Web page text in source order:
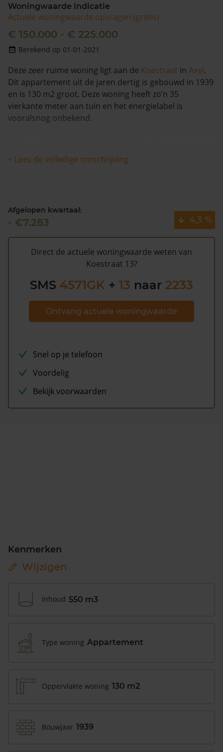
Woningwaarde indicatie
Actuele woningwaarde opvragen (gratis)
€ 150.000 - € 225.000
Berekend op 01-01-2021
Deze zeer ruime woning ligt aan de Koestraat in Axel.
Dit appartement uit de jaren dertig is gebouwd in 1939
en is 130 m2 groot. Deze woning heeft zo’n 35
vierkante meter aan tuin en het energielabel is
vooralsnog onbekend.
koopsominformatie en is in de afgelopen 12 maanden
met meer dan 3% in waarde gestegen. Waarschijnlijk is
€117.000 (2020). Volgens Kadasterdata is de kans laag
dat deze waarde te hoog is en dat er bespaard zou
kunnen worden op de gemeentelijke belastingen. Met
gratis WOZ alarmbent u elk jaar op de hoogte van
uw laatste WOZ waarde en kansen op besparing.
+ Lees de volledige omschrijving
Afgelopen kwartaal:
- €7.283 4,3 %
Direct de actuele woningwaarde weten van
Koestraat 13?
SMS 4571GK + 13 naar 2233
Ontvang actuele woningwaarde
Snel op je telefoon
Voordelig
Bekijk voorwaarden
Kenmerken
Wijzigen
Inhoud 550 m3
Type woning Appartement
Oppervlakte woning 130 m2
Bouwjaar 1939